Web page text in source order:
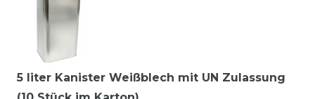
5 liter Kanister Weißblech mit UN Zulassung